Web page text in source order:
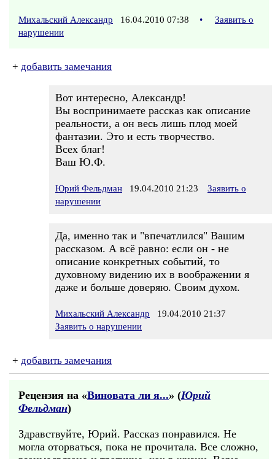
Михальский Александр 16.04.2010 07:38 •
Заявить о
нарушении
+ добавить замечания
Вот интересно, Александр!
Вы воспринимаете рассказ как описание
реальности, а он весь лишь плод моей
фантазии. Это и есть творчество.
Всех благ!
Ваш Ю.Ф.
Юрий Фельдман 19.04.2010 21:23
Заявить о
нарушении
Да, именно так и "впечатлился" Вашим
рассказом. А всё равно: если он - не
описание конкретных событий, то
духовному видению их в воображении я
даже и больше доверяю. Своим духом.
Михальский Александр 19.04.2010 21:37
Заявить о нарушении
+ добавить замечания
Рецензия на «Виновата ли я...» (Юрий
Фельдман)
Здравствуйте, Юрий. Рассказ понравился. Не
могла оторваться, пока не прочитала. Все сложно,